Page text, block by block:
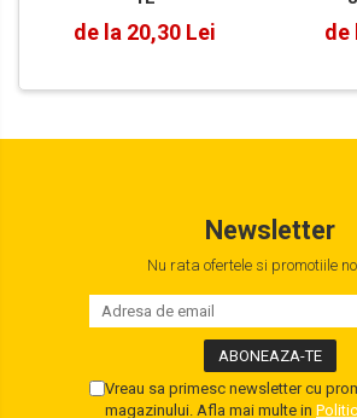
de la 20,30 Lei de
Newsletter
Nu rata ofertele si promotiile
Vreau sa primesc newsletter cu
magazinului. Afla mai multe in